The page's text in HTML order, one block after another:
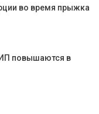
во время прыжка
повышаются в